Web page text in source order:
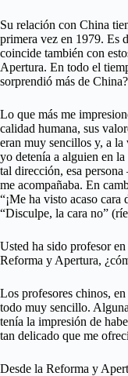
Su relación con China
primera vez en 1979. Es
coincide también con
Apertura. En todo el
sorprendió más de China?
Lo que más me
calidad humana, sus
eran muy sencillos y, a
yo detenía a alguien en
tal dirección, esa
me acompañaba. En
“¡Me ha visto acaso
“Disculpe, la cara no”
Usted ha sido profesor
Reforma y Apertura,
Los profesores chinos,
todo muy sencillo.
tenía la impresión de
tan delicado que me
Desde la Reforma y